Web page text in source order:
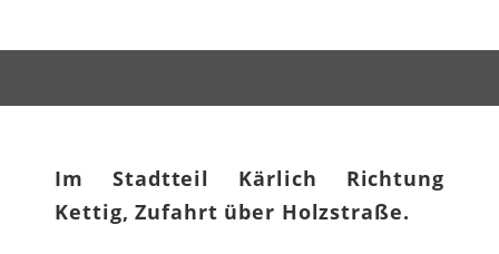
Im Stadtteil Kärlich Richtung
Kettig, Zufahrt über Holzstraße.